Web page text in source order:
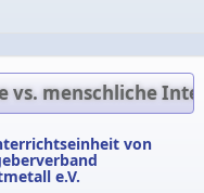
vs. menschliche
von
e.V.